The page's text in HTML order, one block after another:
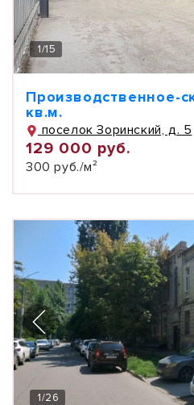
1/15
Производственное-
кв.м.
поселок Зоринский, д. 5
129 000 руб.
300 руб./м²
1/26